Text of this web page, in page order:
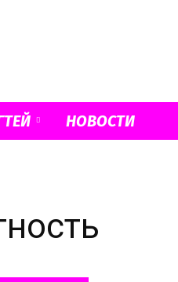
НОВОСТИ